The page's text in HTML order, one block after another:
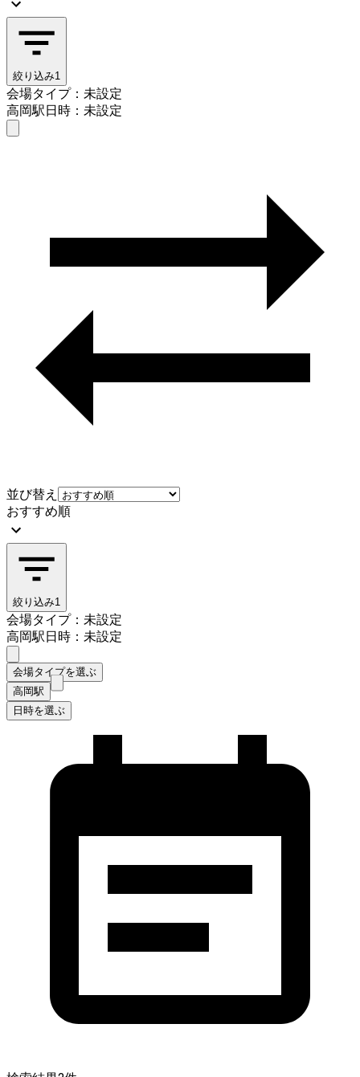
絞り込み1
会場タイプ：未設定
高岡駅日時：未設定
並び替え
おすすめ順
絞り込み1
会場タイプ：未設定
高岡駅日時：未設定
会場タイプを選ぶ
高岡駅
日時を選ぶ